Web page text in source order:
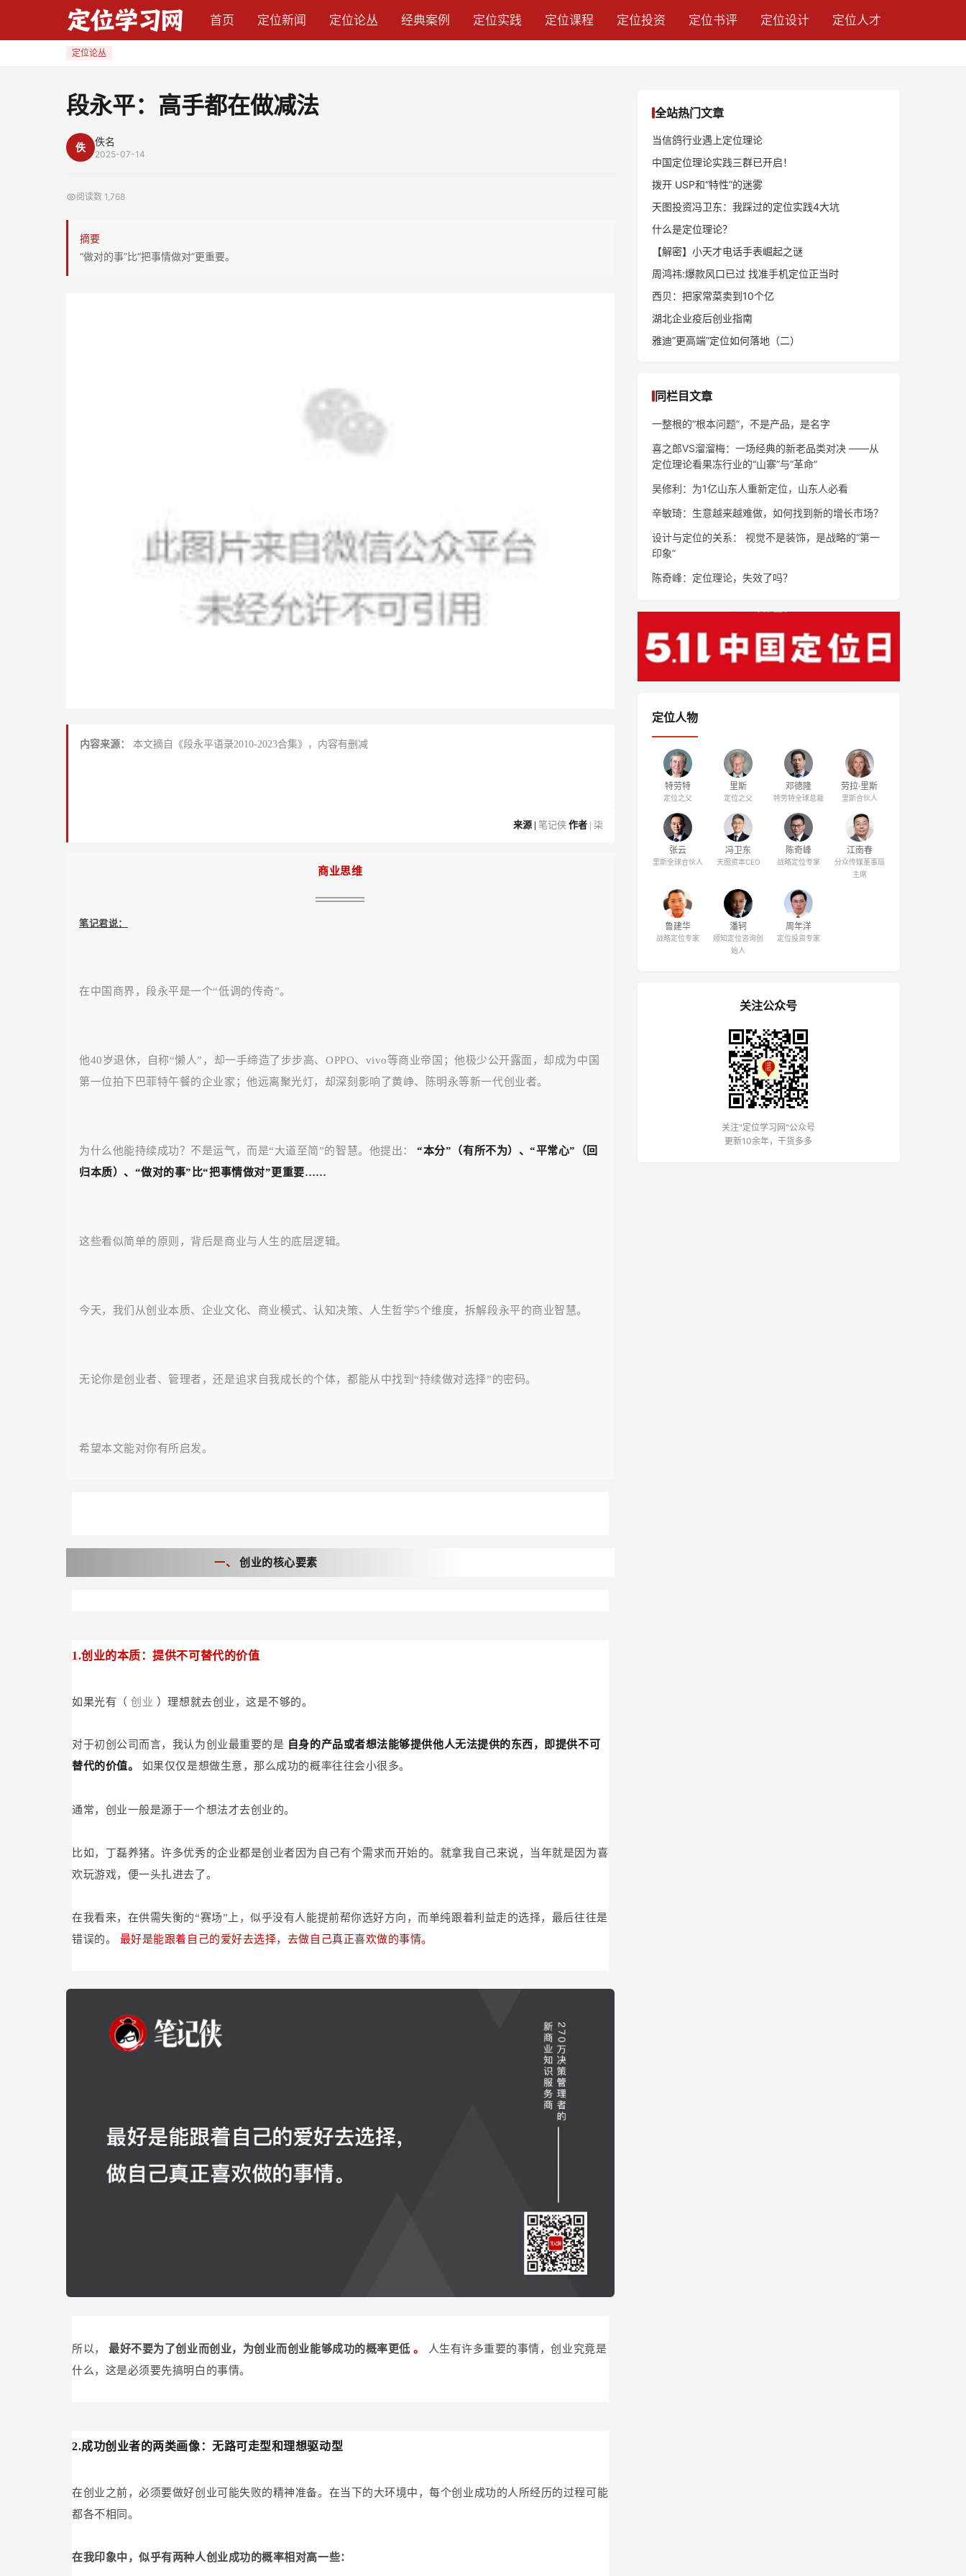
首页 定位新闻 定位论丛 经典案例 定位实践 定位课程 定位投资 定位书评 定位设计 定位人才
定位论丛
段永平：高手都在做减法
佚 佚名
2025-07-14
阅读数 1,768
摘要
“做对的事”比“把事情做对”更重要。
内容来源： 本文摘自《段永平语录2010-2023合集》，内容有删减
来源 | 笔记侠 作者 | 柒
商业思维
笔记君说：
在中国商界，段永平是一个“低调的传奇”。
他40岁退休，自称“懒人”，却一手缔造了步步高、OPPO、vivo等商业帝国；他极少公开露面，却成为中国
第一位拍下巴菲特午餐的企业家；他远离聚光灯，却深刻影响了黄峥、陈明永等新一代创业者。
为什么他能持续成功？不是运气，而是“大道至简”的智慧。他提出：“本分”（有所不为）、“平常心”（回
归本质）、“做对的事”比“把事情做对”更重要……
这些看似简单的原则，背后是商业与人生的底层逻辑。
今天，我们从创业本质、企业文化、商业模式、认知决策、人生哲学5个维度，拆解段永平的商业智慧。
无论你是创业者、管理者，还是追求自我成长的个体，都能从中找到“持续做对选择”的密码。
希望本文能对你有所启发。
一、创业的核心要素
1.创业的本质：提供不可替代的价值
如果光有（创业 ）理想就去创业，这是不够的。
对于初创公司而言，我认为创业最重要的是 自身的产品或者想法能够提供他人无法提供的东西，即提供不可
替代的价值。 如果仅仅是想做生意，那么成功的概率往往会小很多。
通常，创业一般是源于一个想法才去创业的。
比如，丁磊养猪。许多优秀的企业都是创业者因为自己有个需求而开始的。就拿我自己来说，当年就是因为喜
欢玩游戏，便一头扎进去了。
在我看来，在供需失衡的“赛场”上，似乎没有人能提前帮你选好方向，而单纯跟着利益走的选择，最后往往是
错误的。 最好是能跟着自己的爱好去选择，去做自己真正喜欢做的事情。
所以，最好不要为了创业而创业，为创业而创业能够成功的概率更低。
人生有许多重要的事情，创业究竟是
什么，这是必须要先搞明白的事情。
2.成功创业者的两类画像：无路可走型和理想驱动型
在创业之前，必须要做好创业可能失败的精神准备。在当下的大环境中，每个创业成功的人所经历的过程可能
都各不相同。
在我印象中，似乎有两种人创业成功的概率相对高一些：
全站热门文章
当信鸽行业遇上定位理论
中国定位理论实践三群已开启！
拨开 USP和“特性”的迷雾
天图投资冯卫东：我踩过的定位实践4大坑
什么是定位理论？
【解密】小天才电话手表崛起之谜
周鸿祎:爆款风口已过 找准手机定位正当时
西贝：把家常菜卖到10个亿
湖北企业疫后创业指南
雅迪“更高端”定位如何落地（二）
同栏目文章
一整根的“根本问题”，不是产品，是名字
喜之郎VS溜溜梅：一场经典的新老品类对决 ——从
定位理论看果冻行业的“山寨”与“革命”
吴修利：为1亿山东人重新定位，山东人必看
辛敏琦：生意越来越难做，如何找到新的增长市场？
设计与定位的关系： 视觉不是装饰，是战略的“第一
印象”
陈奇峰：定位理论，失效了吗？
定位人物
特劳特
定位之父
里斯
定位之父
邓德隆
特劳特全球总裁
劳拉·里斯
里斯合伙人
张云
里斯全球合伙人
冯卫东
天图资本CEO
陈奇峰
战略定位专家
江南春
分众传媒董事局
主席
鲁建华
战略定位专家
潘轲
顺知定位咨询创
始人
周年洋
定位投资专家
关注公众号
关注"定位学习网"公众号
更新10余年，干货多多